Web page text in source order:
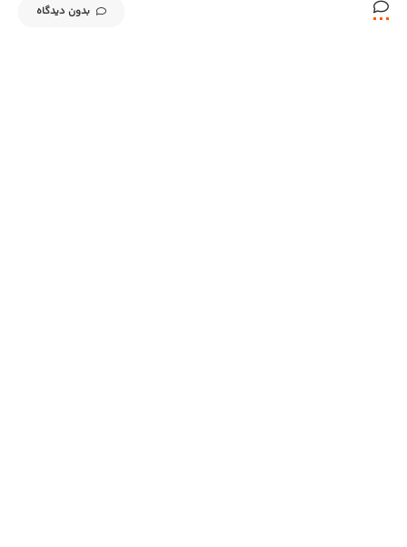
بدون دیدگاه